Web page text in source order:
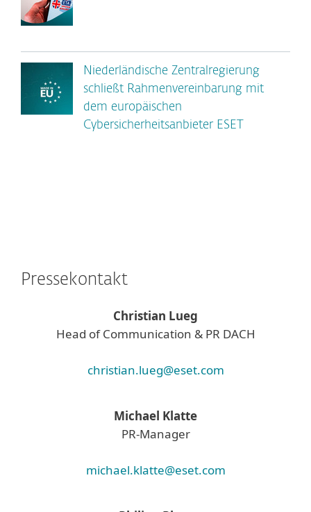
Niederländische Zentralregierung
schließt Rahmenvereinbarung mit
dem europäischen
Cybersicherheitsanbieter ESET
Pressekontakt
Christian Lueg
Head of Communication & PR DACH
christian.lueg@eset.com
Michael Klatte
PR-Manager
michael.klatte@eset.com